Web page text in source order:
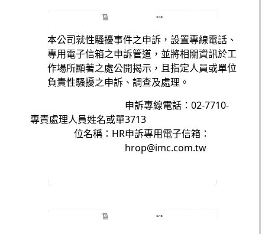
本公司就性騷擾事件之申訴，設置專線電話、
專用電子信箱之申訴管道，並將相關資訊於工
作場所顯著之處公開揭示，且指定人員或單位
負責性騷擾之申訴、調查及處理。
專責處理人員姓名或單
位名稱：HR
申訴專線電話：02-7710-
3713
申訴專用電子信箱：
hrop@imc.com.tw